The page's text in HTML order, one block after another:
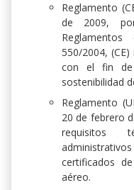
Reglamento
de 2009,
550/2004,
con el fin de
sostenibilidad
Reglamento
20 de febrero
requisitos
certificados
aéreo.